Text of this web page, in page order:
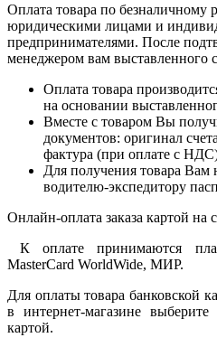
Оплата товара по безналичному
юридическими лицами и
предпринимателями. После
менеджером вам выставленного
Оплата товара
на основании
Вместе с товаром Вы
документов: оригинал
фактура (при оплате с
Для получения товара Вам
водителю-экспедитору
Онлайн-оплата заказа картой на
К оплате принимаются
MasterCard WorldWide, МИР.
Для оплаты товара банковской
в интернет-магазине
картой.